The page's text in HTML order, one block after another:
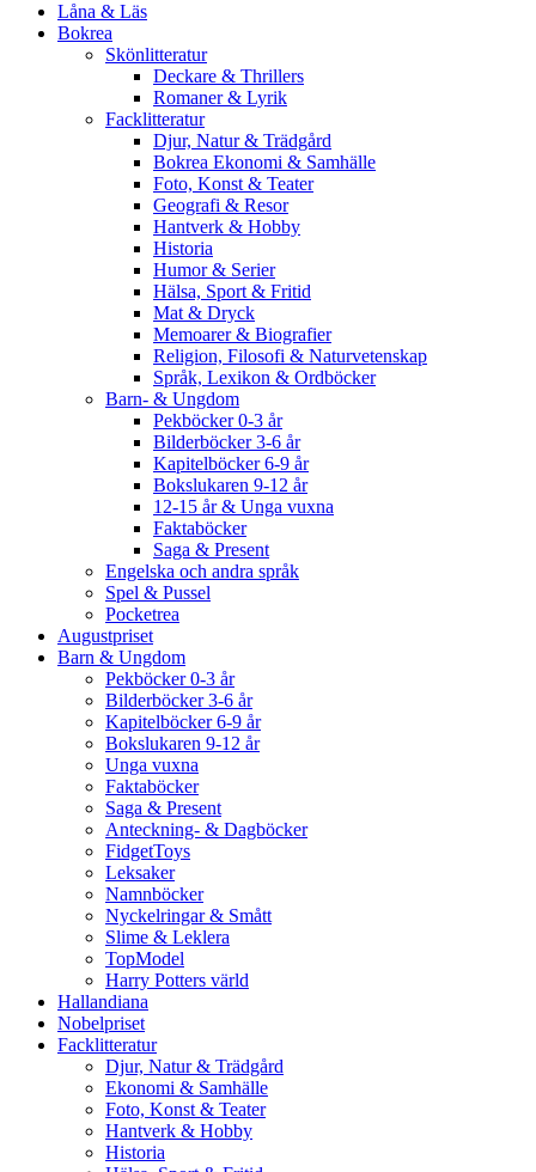
Låna & Läs
Bokrea
Skönlitteratur
Deckare & Thrillers
Romaner & Lyrik
Facklitteratur
Djur, Natur & Trädgård
Bokrea Ekonomi & Samhälle
Foto, Konst & Teater
Geografi & Resor
Hantverk & Hobby
Historia
Humor & Serier
Hälsa, Sport & Fritid
Mat & Dryck
Memoarer & Biografier
Religion, Filosofi & Naturvetenskap
Språk, Lexikon & Ordböcker
Barn- & Ungdom
Pekböcker 0-3 år
Bilderböcker 3-6 år
Kapitelböcker 6-9 år
Bokslukaren 9-12 år
12-15 år & Unga vuxna
Faktaböcker
Saga & Present
Engelska och andra språk
Spel & Pussel
Pocketrea
Augustpriset
Barn & Ungdom
Pekböcker 0-3 år
Bilderböcker 3-6 år
Kapitelböcker 6-9 år
Bokslukaren 9-12 år
Unga vuxna
Faktaböcker
Saga & Present
Anteckning- & Dagböcker
FidgetToys
Leksaker
Namnböcker
Nyckelringar & Smått
Slime & Leklera
TopModel
Harry Potters värld
Hallandiana
Nobelpriset
Facklitteratur
Djur, Natur & Trädgård
Ekonomi & Samhälle
Foto, Konst & Teater
Hantverk & Hobby
Historia